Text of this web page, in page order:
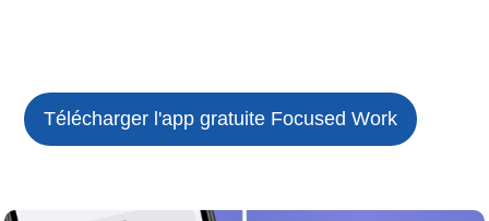
Télécharger l'app gratuite Focused Work